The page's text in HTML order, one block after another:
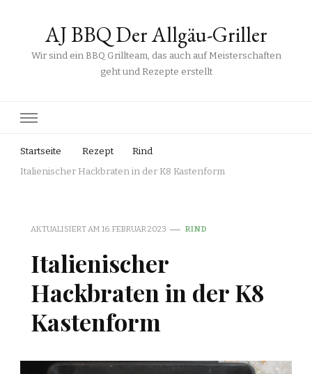
AJ BBQ Der Allgäu-Griller
Wir sind ein BBQ Grillteam, das auch auf Meisterschaften
geht und Rezepte erstellt
Startseite Rezept
Rind
Italienischer Hackbraten in der K8 Kastenform
AKTUALISIERT AM 16. FEBRUAR 2023 RIND
Italienischer
Hackbraten in der K8
Kastenform